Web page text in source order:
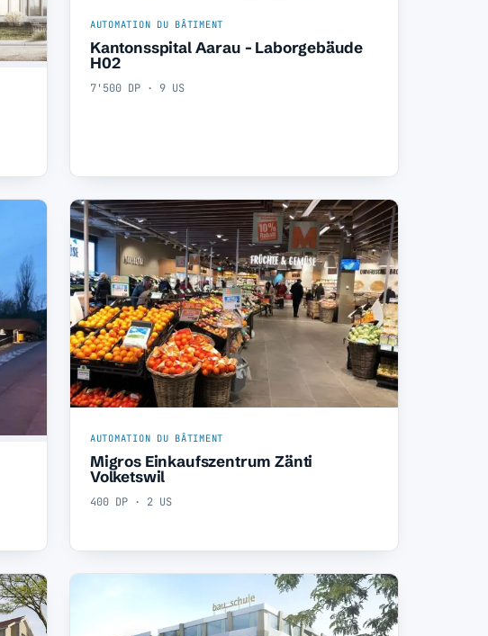
AUTOMATION DU BÂTIMENT
Kantonsspital Aarau - Laborgebäude
H02
7'500 DP · 9 US
AUTOMATION DU BÂTIMENT
Migros Einkaufszentrum Zänti
Volketswil
400 DP · 2 US